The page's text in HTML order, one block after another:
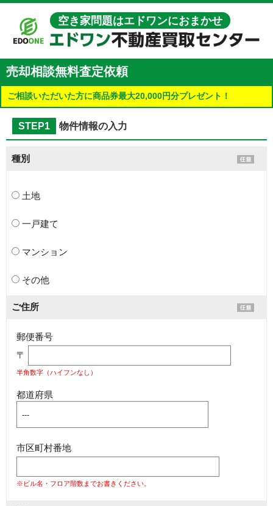
空き家問題はエドワンにおまかせ
売却相談無料査定依頼
ご相談いただいた方に商品券最大20,000円分プレゼント！
STEP1 物件情報の入力
種別
土地
一戸建て
マンション
その他
ご住所
郵便番号
〒
半角数字（ハイフンなし）
都道府県
市区町村番地
※ビル名・フロア階数までお書きください。